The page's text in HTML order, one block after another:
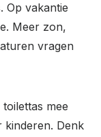
Op vakantie
Meer zon,
vragen
mee
kinderen. Denk